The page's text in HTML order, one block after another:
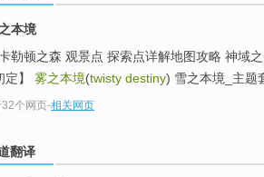
本境
卡勒顿之森 观景点 探索点详解地图攻略 神
定】 雾之本境(twisty destiny) 雪之本境_主题
32个网页-相关网页
翻译